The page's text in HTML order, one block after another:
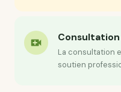
La consultation
soutien